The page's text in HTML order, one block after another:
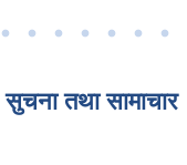
सुचना तथा सामाचार